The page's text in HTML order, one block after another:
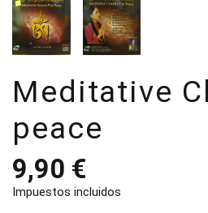
Meditative
peace
9,90 €
Impuestos incluidos